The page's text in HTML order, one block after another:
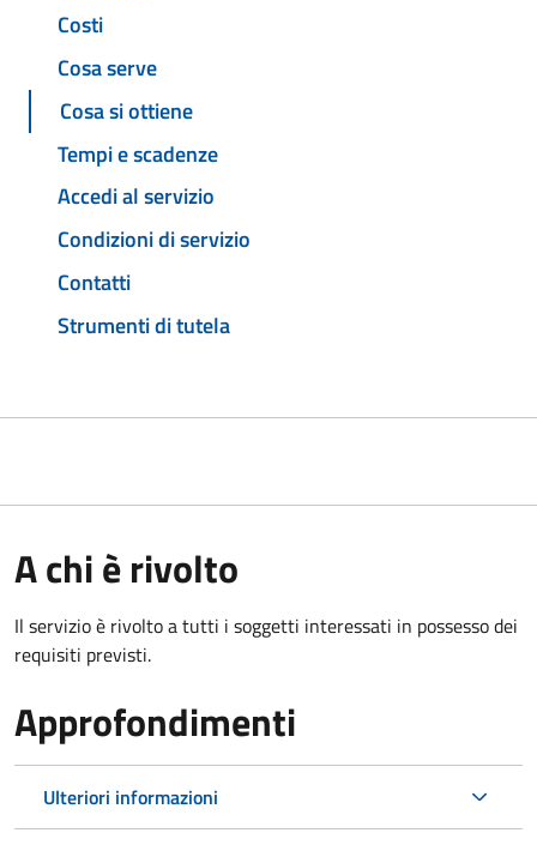
Costi
Cosa serve
Cosa si ottiene
Tempi e scadenze
Accedi al servizio
Condizioni di servizio
Contatti
Strumenti di tutela
A chi è rivolto
Il servizio è rivolto a tutti i soggetti interessati in possesso dei
requisiti previsti.
Approfondimenti
Ulteriori informazioni